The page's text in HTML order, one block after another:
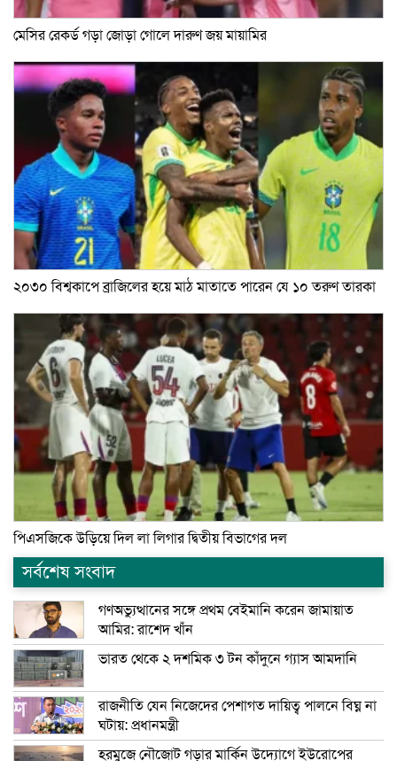
মেসির রেকর্ড গড়া জোড়া গোলে দারুণ জয় মায়ামির
২০৩০ বিশ্বকাপে ব্রাজিলের হয়ে মাঠ মাতাতে পারেন যে ১০ তরুণ তারকা
পিএসজিকে উড়িয়ে দিল লা লিগার দ্বিতীয় বিভাগের দল
সর্বশেষ সংবাদ
গণঅভ্যুত্থানের সঙ্গে প্রথম বেইমানি করেন জামায়াত
আমির: রাশেদ খাঁন
ভারত থেকে ২ দশমিক ৩ টন কাঁদুনে গ্যাস আমদানি
রাজনীতি যেন নিজেদের পেশাগত দায়িত্ব পালনে বিঘ্ন না
ঘটায়: প্রধানমন্ত্রী
হরমুজে নৌজোট গড়ার মার্কিন উদ্যোগে ইউরোপের